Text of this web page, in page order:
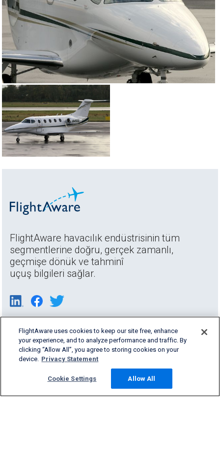
FlightAware havacılık endüstrisinin tüm
segmentlerine doğru, gerçek zamanlı,
geçmişe dönük ve tahminî
uçuş bilgileri sağlar.
FlightAware uses cookies to keep our site free, enhance
your experience, and to analyze performance and traffic. By
clicking “Allow All”, you agree to storing cookies on your
device. Privacy Statement
Cookie Settings Allow All